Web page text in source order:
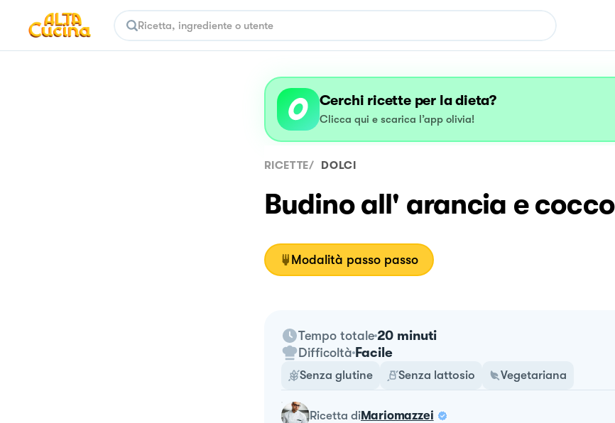
Cerchi ricette per la dieta?
Clicca qui e scarica l’app olivia!
RICETTE/ DOLCI
Budino all' arancia e cocco
Modalità passo passo
Tempo totale 20 minuti
Difficoltà Facile
Senza glutine Senza lattosio Vegetariana
ricetta diMariomazzei